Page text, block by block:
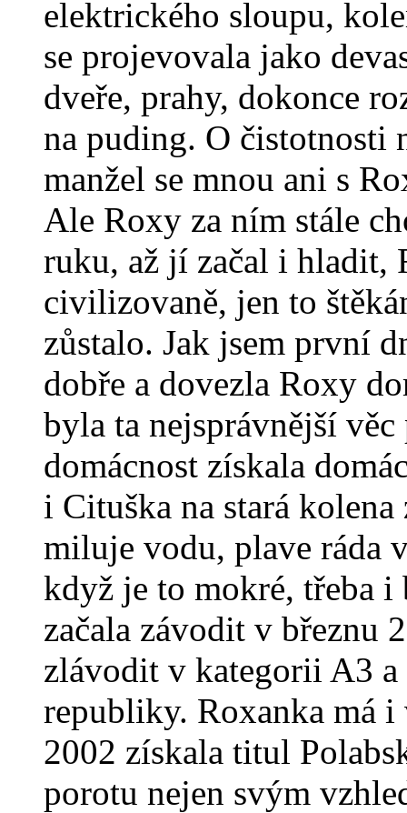
elektrického sloupu,
se projevovala jako
dveře, prahy, dokonce
na puding. O čistotnosti
manžel se mnou ani s
Ale Roxy za ním stále
ruku, až jí začal i hladit,
civilizovaně, jen to
zůstalo. Jak jsem první
dobře a dovezla Roxy
byla ta nejsprávnější
domácnost získala
i Cituška na stará
miluje vodu, plave ráda
když je to mokré, třeba
začala závodit v březnu
zlávodit v kategorii A3 a
republiky. Roxanka má
2002 získala titul
porotu nejen svým